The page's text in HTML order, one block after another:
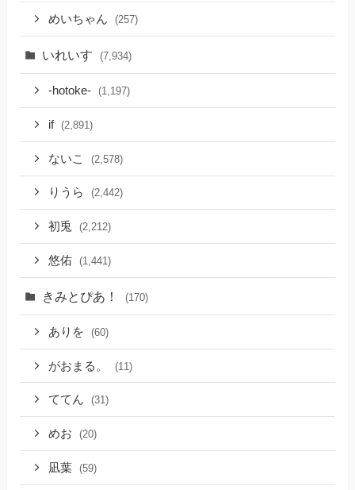
めいちゃん (257)
いれいす (7,934)
-hotoke- (1,197)
if (2,891)
ないこ (2,578)
りうら (2,442)
初兎 (2,212)
悠佑 (1,441)
きみとぴあ！ (170)
ありを (60)
がおまる。 (11)
ててん (31)
めお (20)
凪葉 (59)